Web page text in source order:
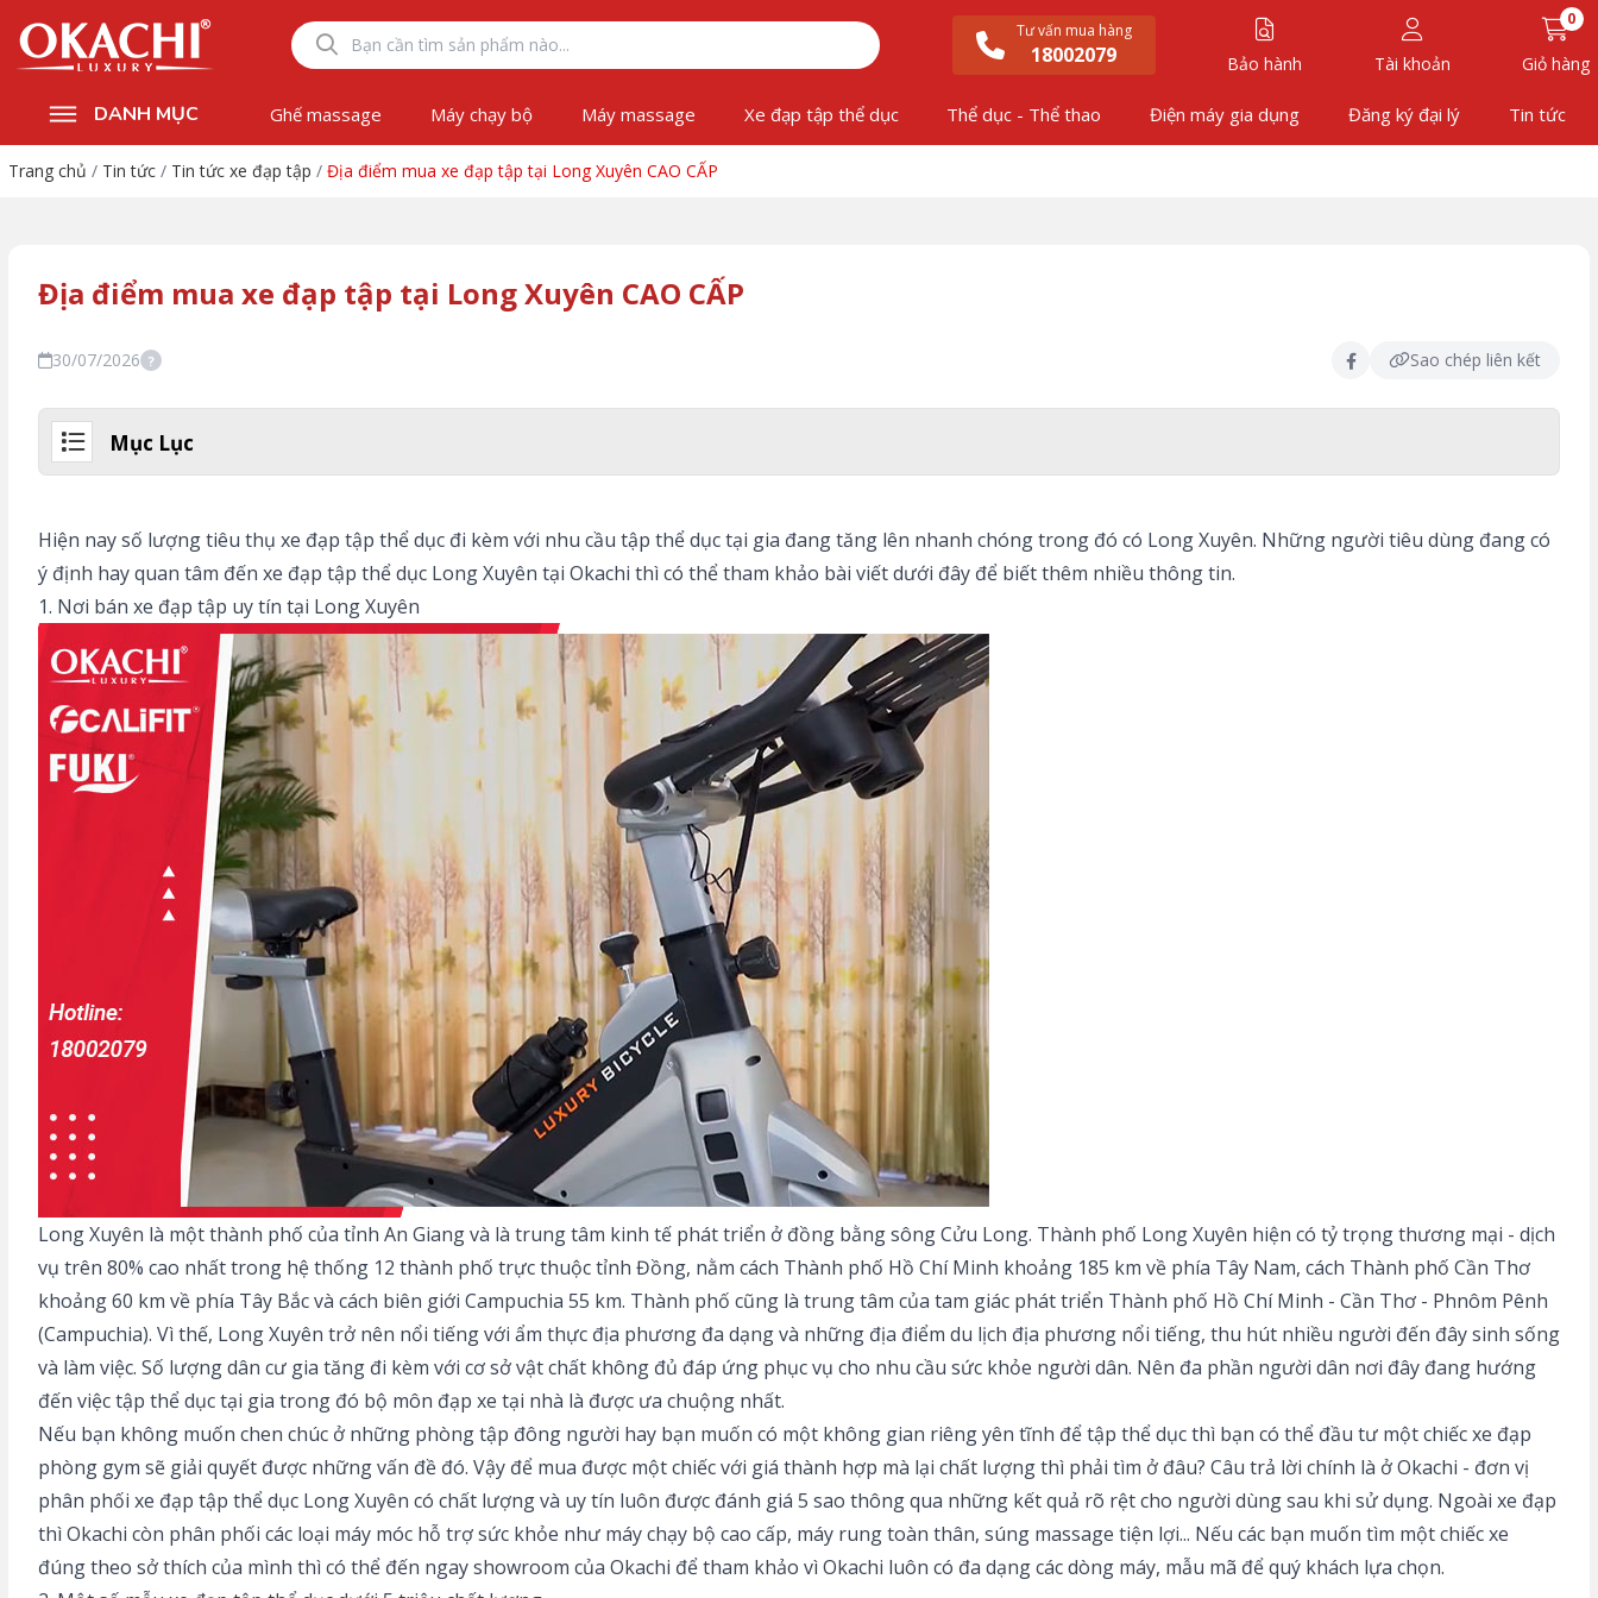
Tư vấn mua hàng
18002079 Bảo hành Tài khoản
0
Giỏ hàng
DANH MỤC Ghế massage Máy chạy bộ Máy massage Xe đạp tập thể dục Thể dục - Thể thao Điện máy gia dụng Đăng ký đại lý Tin tức
Trang chủ / Tin tức / Tin tức xe đạp tập / Địa điểm mua xe đạp tập tại Long Xuyên CAO CẤP
Địa điểm mua xe đạp tập tại Long Xuyên CAO CẤP
30/07/2026 ? Sao chép liên kết
Mục Lục
Hiện nay số lượng tiêu thụ xe đạp tập thể dục đi kèm với nhu cầu tập thể dục tại gia đang tăng lên nhanh chóng trong đó có Long Xuyên. Những người tiêu dùng đang có
ý định hay quan tâm đến xe đạp tập thể dục Long Xuyên tại Okachi thì có thể tham khảo bài viết dưới đây để biết thêm nhiều thông tin.
1. Nơi bán xe đạp tập uy tín tại Long Xuyên
Long Xuyên là một thành phố của tỉnh An Giang và là trung tâm kinh tế phát triển ở đồng bằng sông Cửu Long. Thành phố Long Xuyên hiện có tỷ trọng thương mại - dịch
vụ trên 80% cao nhất trong hệ thống 12 thành phố trực thuộc tỉnh Đồng, nằm cách Thành phố Hồ Chí Minh khoảng 185 km về phía Tây Nam, cách Thành phố Cần Thơ
khoảng 60 km về phía Tây Bắc và cách biên giới Campuchia 55 km. Thành phố cũng là trung tâm của tam giác phát triển Thành phố Hồ Chí Minh - Cần Thơ - Phnôm Pênh
(Campuchia). Vì thế, Long Xuyên trở nên nổi tiếng với ẩm thực địa phương đa dạng và những địa điểm du lịch địa phương nổi tiếng, thu hút nhiều người đến đây sinh sống
và làm việc. Số lượng dân cư gia tăng đi kèm với cơ sở vật chất không đủ đáp ứng phục vụ cho nhu cầu sức khỏe người dân. Nên đa phần người dân nơi đây đang hướng
đến việc tập thể dục tại gia trong đó bộ môn đạp xe tại nhà là được ưa chuộng nhất.
Nếu bạn không muốn chen chúc ở những phòng tập đông người hay bạn muốn có một không gian riêng yên tĩnh để tập thể dục thì bạn có thể đầu tư một chiếcxe đạp
phòng gym sẽ giải quyết được những vấn đề đó. Vậy để mua được một chiếc với giá thành hợp mà lại chất lượng thì phải tìm ở đâu? Câu trả lời chính là ở Okachi - đơn vị
phân phối xe đạp tập thể dục Long Xuyên có chất lượng và uy tín luôn được đánh giá 5 sao thông qua những kết quả rõ rệt cho người dùng sau khi sử dụng. Ngoài xe đạp
thì Okachi còn phân phối các loại máy móc hỗ trợ sức khỏe như máy chạy bộ cao cấp, máy rung toàn thân, súng massage tiện lợi... Nếu các bạn muốn tìm một chiếc xe
đúng theo sở thích của mình thì có thể đến ngay showroom của Okachi để tham khảo vì Okachi luôn có đa dạng các dòng máy, mẫu mã để quý khách lựa chọn.